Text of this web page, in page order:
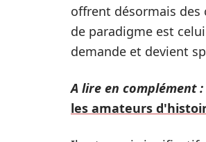
offrent désormais
de paradigme est
demande et devient
A lire en complément :
les amateurs